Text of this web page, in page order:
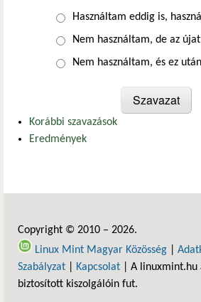
Választások
Használtam eddig is,
Nem használtam, de az
Nem használtam, és ez
Korábbi szavazások
Eredmények
Copyright © 2010 – 2026.
Linux Mint Magyar Közösség
Szabályzat
Kapcsolat | A linuxmint.hu
biztosított kiszolgálóin fut.